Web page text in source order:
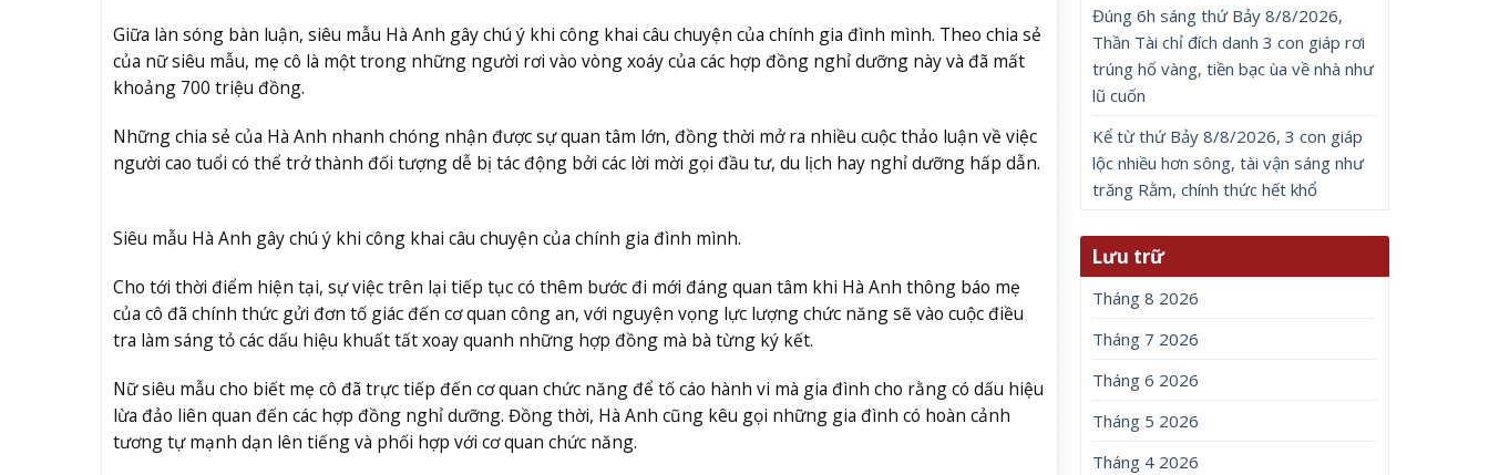
Giữa làn sóng bàn luận, siêu mẫu Hà Anh gây chú ý khi công khai câu chuyện của chính gia đình mình. Theo chia sẻ
của nữ siêu mẫu, mẹ cô là một trong những người rơi vào vòng xoáy của các hợp đồng nghỉ dưỡng này và đã mất
khoảng 700 triệu đồng.
Những chia sẻ của Hà Anh nhanh chóng nhận được sự quan tâm lớn, đồng thời mở ra nhiều cuộc thảo luận về việc
người cao tuổi có thể trở thành đối tượng dễ bị tác động bởi các lời mời gọi đầu tư, du lịch hay nghỉ dưỡng hấp dẫn.
Siêu mẫu Hà Anh gây chú ý khi công khai câu chuyện của chính gia đình mình.
Cho tới thời điểm hiện tại, sự việc trên lại tiếp tục có thêm bước đi mới đáng quan tâm khi Hà Anh thông báo mẹ
của cô đã chính thức gửi đơn tố giác đến cơ quan công an, với nguyện vọng lực lượng chức năng sẽ vào cuộc điều
tra làm sáng tỏ các dấu hiệu khuất tất xoay quanh những hợp đồng mà bà từng ký kết.
Nữ siêu mẫu cho biết mẹ cô đã trực tiếp đến cơ quan chức năng để tố cáo hành vi mà gia đình cho rằng có dấu hiệu
lừa đảo liên quan đến các hợp đồng nghỉ dưỡng. Đồng thời, Hà Anh cũng kêu gọi những gia đình có hoàn cảnh
tương tự mạnh dạn lên tiếng và phối hợp với cơ quan chức năng.
Đúng 6h sáng thứ Bảy 8/8/2026,
Thần Tài chỉ đích danh 3 con giáp rơi
trúng hố vàng, tiền bạc ùa về nhà như
lũ cuốn
Kể từ thứ Bảy 8/8/2026, 3 con giáp
lộc nhiều hơn sông, tài vận sáng như
trăng Rằm, chính thức hết khổ
Lưu trữ
Tháng 8 2026
Tháng 7 2026
Tháng 6 2026
Tháng 5 2026
Tháng 4 2026